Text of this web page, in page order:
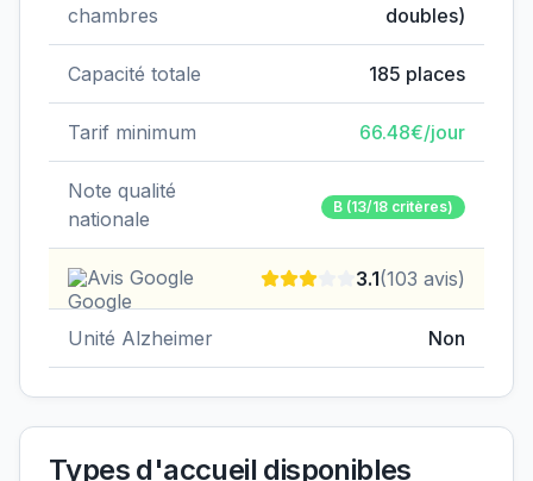
chambres
doubles)
Capacité totale 185 places
Tarif minimum 66.48€/jour
Note qualité
nationale
B (13/18 critères)
Avis Google 3.1(103 avis)
Unité Alzheimer Non
Types d'accueil disponibles